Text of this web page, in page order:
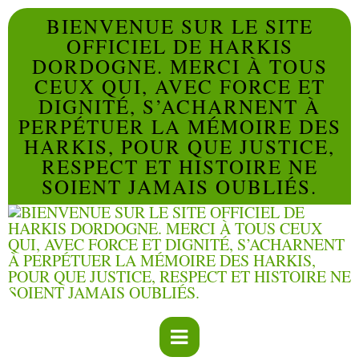
BIENVENUE SUR LE SITE
OFFICIEL DE HARKIS
DORDOGNE. MERCI À TOUS
CEUX QUI, AVEC FORCE ET
DIGNITÉ, S’ACHARNENT À
PERPÉTUER LA MÉMOIRE DES
HARKIS, POUR QUE JUSTICE,
RESPECT ET HISTOIRE NE
SOIENT JAMAIS OUBLIÉS.